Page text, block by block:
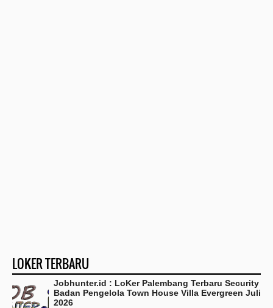
LOKER TERBARU
Jobhunter.id : LoKer Palembang Terbaru Security
Badan Pengelola Town House Villa Evergreen Juli
2026